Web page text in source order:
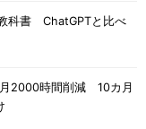
科書 ChatGPTと比べ
2000時間削減 10カ月